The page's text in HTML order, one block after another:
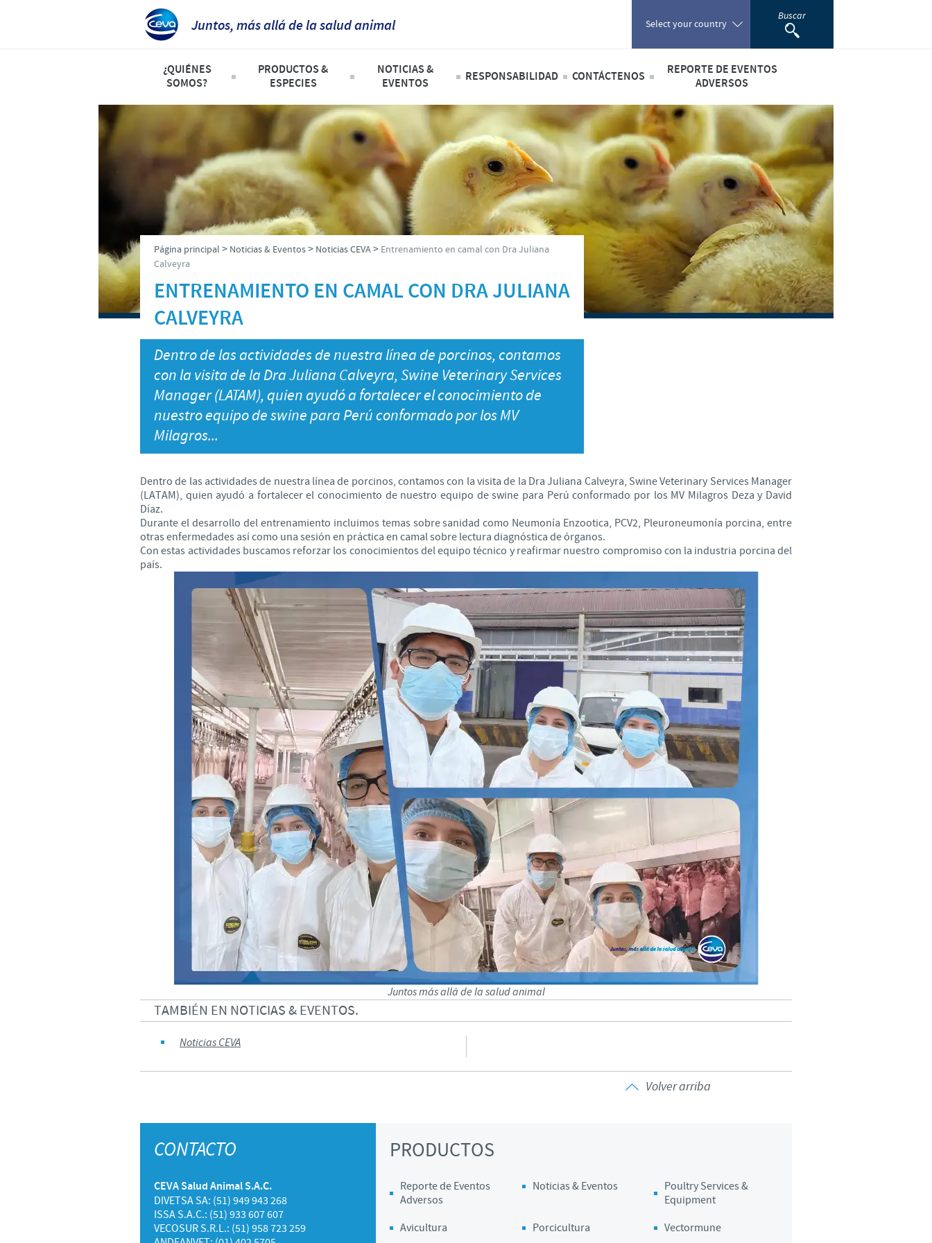
Juntos, más allá de la salud animal Select your country
Corporate Website
Africa
Argentina
Asia
Australia
Brazil
Bulgaria
Canada (EN)
Chile
China
Colombia
Denmark
Egypt
Greece
Hungary
Indonesia
Italia
Korea
Middle East
Netherlands
Philippines
Poland
Portugal
Romania
Russia
South Africa
Spain
Sweden
USA
Vietnam
You are leaving the country website to access another site in the group.
Regulatory constraints and medical practices vary from country to country. Consequently, the
information provided on the site in which you enter may not be suitable for use in your
country.
Buscar
¿QUIÉNES
SOMOS?
Perfil de la Compañia
Producción
Investigación y Desarrollo
Nuestros Valores
Presencia Global
PRODUCTOS &
ESPECIES
Listado de productos
Avicultura
Porcicultura
Animales de Compañía
NOTICIAS &
EVENTOS
Noticias CEVA
RESPONSABILIDAD
Nuestro Rol
Programas de Ayuda
Contribuciones
Enfoque sobre la responsabilidad
Alianzas Científicas y Comerciales
CONTÁCTENOS
Formulario de Contacto
REPORTE DE EVENTOS
ADVERSOS
Farmacovigilancia
Página principal > Noticias & Eventos> Noticias CEVA> Entrenamiento en camal con Dra Juliana
Calveyra
ENTRENAMIENTO EN CAMAL CON DRA JULIANA
CALVEYRA
Dentro de las actividades de nuestra línea de porcinos, contamos
con la visita de la Dra Juliana Calveyra, Swine Veterinary Services
Manager (LATAM), quien ayudó a fortalecer el conocimiento de
nuestro equipo de swine para Perú conformado por los MV
Milagros...
Dentro de las actividades de nuestra línea de porcinos, contamos con la visita de la Dra Juliana Calveyra, Swine Veterinary Services Manager
(LATAM), quien ayudó a fortalecer el conocimiento de nuestro equipo de swine para Perú conformado por los MV Milagros Deza y David
Díaz.
Durante el desarrollo del entrenamiento incluimos temas sobre sanidad como Neumonía Enzootica, PCV2, Pleuroneumonía porcina, entre
otras enfermedades así como una sesión en práctica en camal sobre lectura diagnóstica de órganos.
Con estas actividades buscamos reforzar los conocimientos del equipo técnico y reafirmar nuestro compromiso con la industria porcina del
país.
Juntos más allá de la salud animal
TAMBIÉN EN NOTICIAS & EVENTOS.
Noticias CEVA
Volver arriba
CONTACTO
CEVA Salud Animal S.A.C.
DIVETSA SA: (51) 949 943 268
ISSA S.A.C.: (51) 933 607 607
VECOSUR S.R.L.: (51) 958 723 259
PRODUCTOS
Reporte de Eventos
Adversos
Noticias & Eventos
Poultry Services &
Equipment
Avicultura
Porcicultura Vectormune